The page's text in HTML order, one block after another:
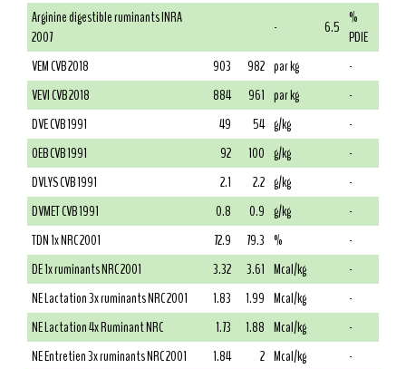
Arginine digestible ruminants INRA
2007
- 6.5 %
PDIE
VEM CVB 2018
903 982 par kg
-
VEVI CVB 2018
884 961 par kg
-
DVE CVB 1991
49 54 g/kg
-
OEB CVB 1991
92 100 g/kg
-
DVLYS CVB 1991
2.1 2.2 g/kg
-
DVMET CVB 1991
0.8 0.9 g/kg
-
TDN 1x NRC 2001
72.9 79.3 %
-
DE 1x ruminants NRC 2001
3.32 3.61 Mcal/kg
-
NE Lactation 3x ruminants NRC 2001
1.83 1.99 Mcal/kg
-
NE Lactation 4x Ruminant NRC
1.73 1.88 Mcal/kg
-
NE Entretien 3x ruminants NRC 2001
1.84 2 Mcal/kg
-